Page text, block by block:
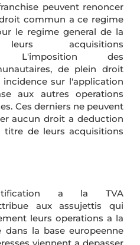
peuvent renoncer
commun a ce regime
le regime general de la
acquisitions
L'imposition des
de plein droit
sur l'application
aux autres operations
Ces derniers ne peuvent
aucun droit a deduction
de leurs acquisitions
a la TVA
aux assujettis qui
leurs operations a la
dans la base europeenne
viennent a depasser